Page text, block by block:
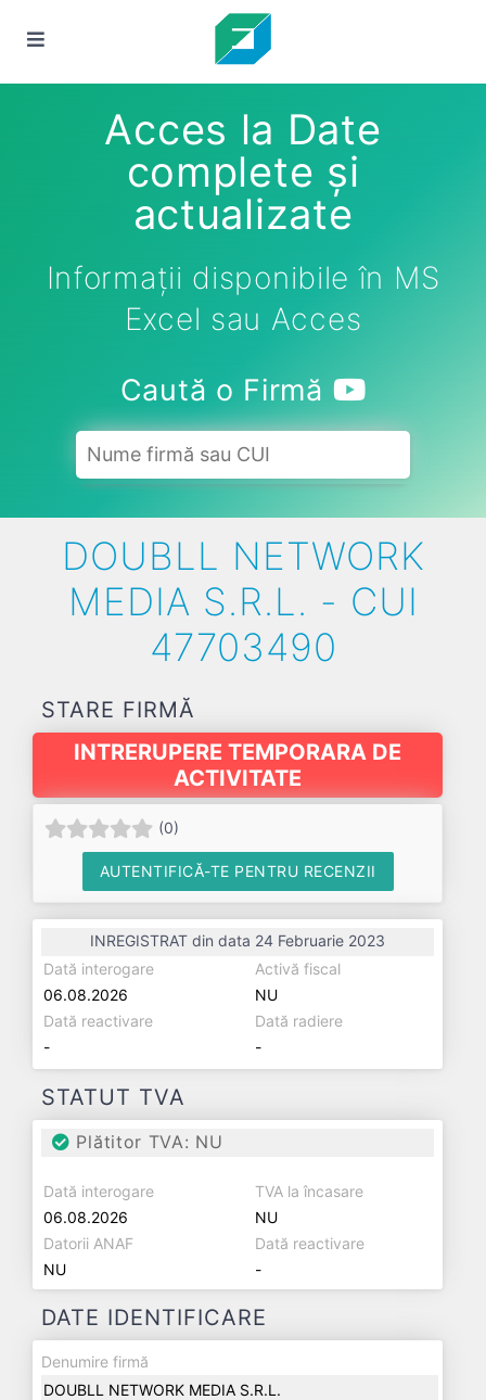
Acces la Date
complete și
actualizate
Informații disponibile în MS
Excel sau Acces
Caută o Firmă
DOUBLL NETWORK
MEDIA S.R.L. - CUI
47703490
STARE FIRMĂ
INTRERUPERE TEMPORARA DE
ACTIVITATE
(0)
AUTENTIFICĂ-TE PENTRU RECENZII
INREGISTRAT din data 24 Februarie 2023
Dată interogare
06.08.2026
Activă fiscal
NU
Dată reactivare
-
Dată radiere
-
STATUT TVA
Plătitor TVA: NU
Dată interogare
06.08.2026
TVA la încasare
NU
Datorii ANAF
NU
Dată reactivare
-
DATE IDENTIFICARE
Denumire firmă
DOUBLL NETWORK MEDIA S.R.L.